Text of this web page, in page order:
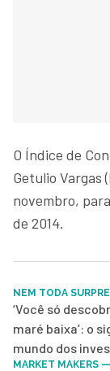
O Índice de
Getulio Vargas
novembro,
de 2014.
NEM TODA
‘Você só
maré baixa’: o
mundo dos
MARKET MAKERS